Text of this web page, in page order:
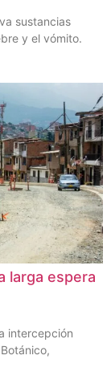
sustancias
y el vómito.
larga espera
intercepción